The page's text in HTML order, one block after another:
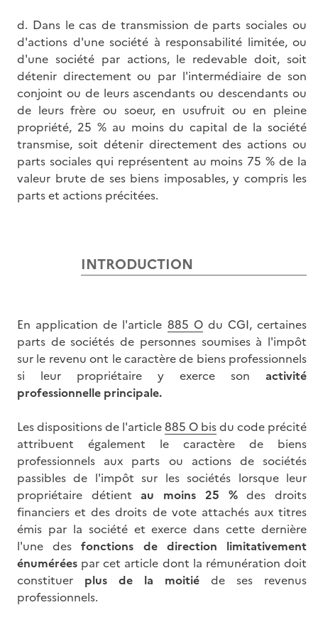
d. Dans le cas de transmission de parts sociales ou
d'actions d'une société à responsabilité limitée, ou
d'une société par actions, le redevable doit, soit
détenir directement ou par l'intermédiaire de son
conjoint ou de leurs ascendants ou descendants ou
de leurs frère ou soeur, en usufruit ou en pleine
propriété, 25 % au moins du capital de la société
transmise, soit détenir directement des actions ou
parts sociales qui représentent au moins 75 % de la
valeur brute de ses biens imposables, y compris les
parts et actions précitées.
INTRODUCTION
En application de l'article 885 Odu CGI, certaines
parts de sociétés de personnes soumises à l'impôt
sur le revenu ont le caractère de biens professionnels
si leur propriétaire y exerce son activité
professionnelle principale.
Les dispositions de l'article885 O bisdu code précité
attribuent également le caractère de biens
professionnels aux parts ou actions de sociétés
passibles de l'impôt sur les sociétés lorsque leur
propriétaire détientau moins 25 %des droits
financiers et des droits de vote attachés aux titres
émis par la société et exerce dans cette dernière
l'une desfonctions de direction limitativement
énumérées par cet article dont la rémunération doit
constituer plus de la moitié de ses revenus
professionnels.